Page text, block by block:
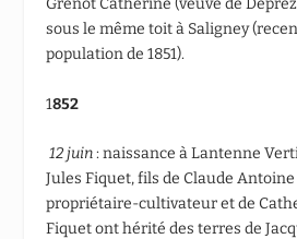
Grenot Catherine (veuve de
sous le même toit à Saligney
population de 1851).
1852
12 juin: naissance à Lantenne
Jules Fiquet, fils de Claude
propriétaire-cultivateur et de
Fiquet ont hérité des terres de